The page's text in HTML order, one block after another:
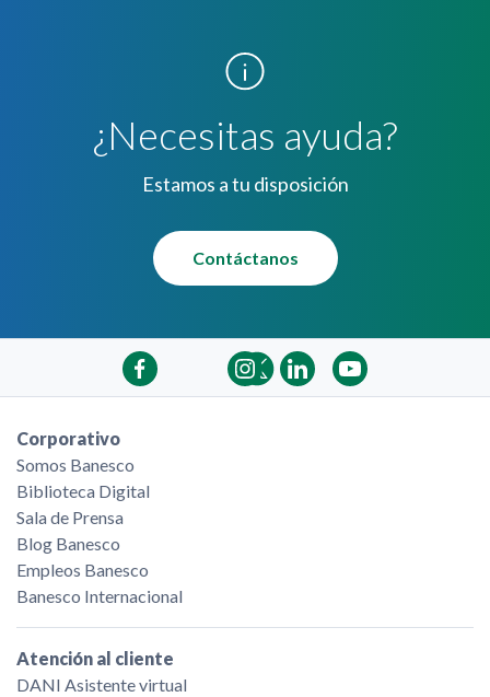
¿Necesitas ayuda?
Estamos a tu disposición
Contáctanos
Corporativo
Somos Banesco
Biblioteca Digital
Sala de Prensa
Blog Banesco
Empleos Banesco
Banesco Internacional
Atención al cliente
DANI Asistente virtual